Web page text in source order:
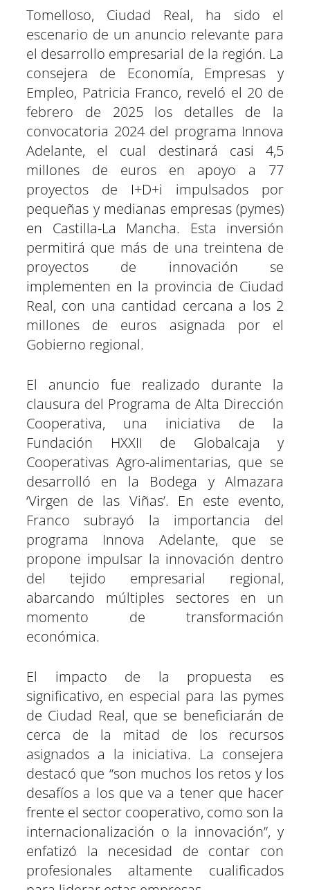
p
a
r
t
i
r
e
n
w
i
t
t
e
)
r
t
i
r
e
n
o
o
k
p
a
r
t
i
r
e
n
t
s
A
p
p
p
a
r
t
i
r
e
e
g
r
a
m
r
t
i
r
e
n
r
e
s
r
t
r
n
e
d
I
n
Tomelloso, Ciudad Real, ha sido el
escenario de un anuncio relevante para
el desarrollo empresarial de la región. La
consejera de Economía, Empresas y
Empleo, Patricia Franco, reveló el 20 de
febrero de 2025 los detalles de la
convocatoria 2024 del programa Innova
Adelante, el cual destinará casi 4,5
millones de euros en apoyo a 77
proyectos de I+D+i impulsados por
pequeñas y medianas empresas (pymes)
en Castilla-La Mancha. Esta inversión
permitirá que más de una treintena de
proyectos de innovación se
implementen en la provincia de Ciudad
Real, con una cantidad cercana a los 2
millones de euros asignada por el
Gobierno regional.
El anuncio fue realizado durante la
clausura del Programa de Alta Dirección
Cooperativa, una iniciativa de la
Fundación HXXII de Globalcaja y
Cooperativas Agro-alimentarias, que se
desarrolló en la Bodega y Almazara
‘Virgen de las Viñas’. En este evento,
Franco subrayó la importancia del
programa Innova Adelante, que se
propone impulsar la innovación dentro
del tejido empresarial regional,
abarcando múltiples sectores en un
momento de transformación
económica.
El impacto de la propuesta es
significativo, en especial para las pymes
de Ciudad Real, que se beneficiarán de
cerca de la mitad de los recursos
asignados a la iniciativa. La consejera
destacó que “son muchos los retos y los
desafíos a los que va a tener que hacer
frente el sector cooperativo, como son la
internacionalización o la innovación”, y
enfatizó la necesidad de contar con
profesionales altamente cualificados